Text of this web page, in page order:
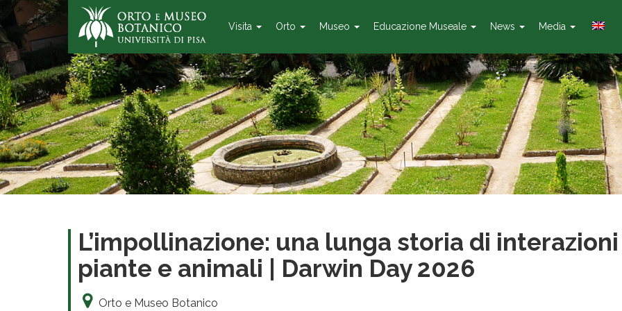
Visita Orto Museo Educazione Museale News Media
L’impollinazione: una lunga storia di
piante e animali | Darwin Day 2026
Orto e Museo Botanico